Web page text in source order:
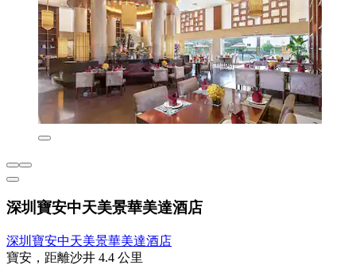
深圳寶安中天美景華美達酒店
深圳寶安中天美景華美達酒店
寶安，距離沙井 4.4 公里